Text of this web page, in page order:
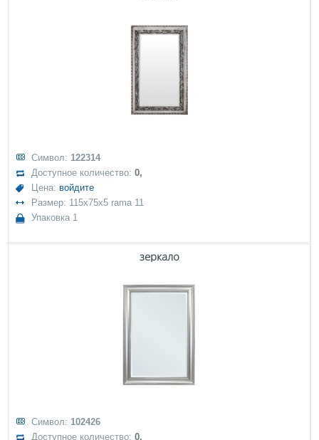
Символ: 122314
Доступное количество:0,
Цена: войдите
Размер: 115x75x5 rama 11
Упаковка 1
зеркало
Символ: 102426
Доступное количество:0,